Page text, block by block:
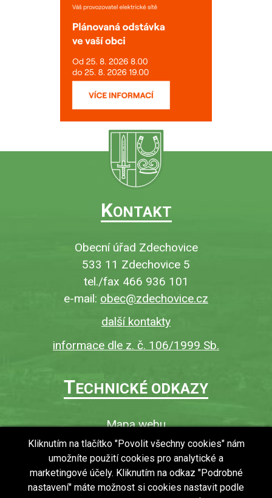
KONTAKT
Obecní úřad Zdechovice
533 11 Zdechovice 5
tel./fax 466 936 101
e-mail: obec@zdechovice.cz
další kontakty
informace dle z. č. 106/1999 Sb.
TECHNICKÉ ODKAZY
Mapa webu
O webu
Povinně zveřejňované informace
Ochrana osobních údajů (GDPR)
Kliknutím na tlačítko "Povolit všechny cookies" nám
umožníte použití cookies pro analytické a
marketingové účely. Kliknutím na odkaz "Podrobné
nastavení" máte možnost si cookies nastavit podle